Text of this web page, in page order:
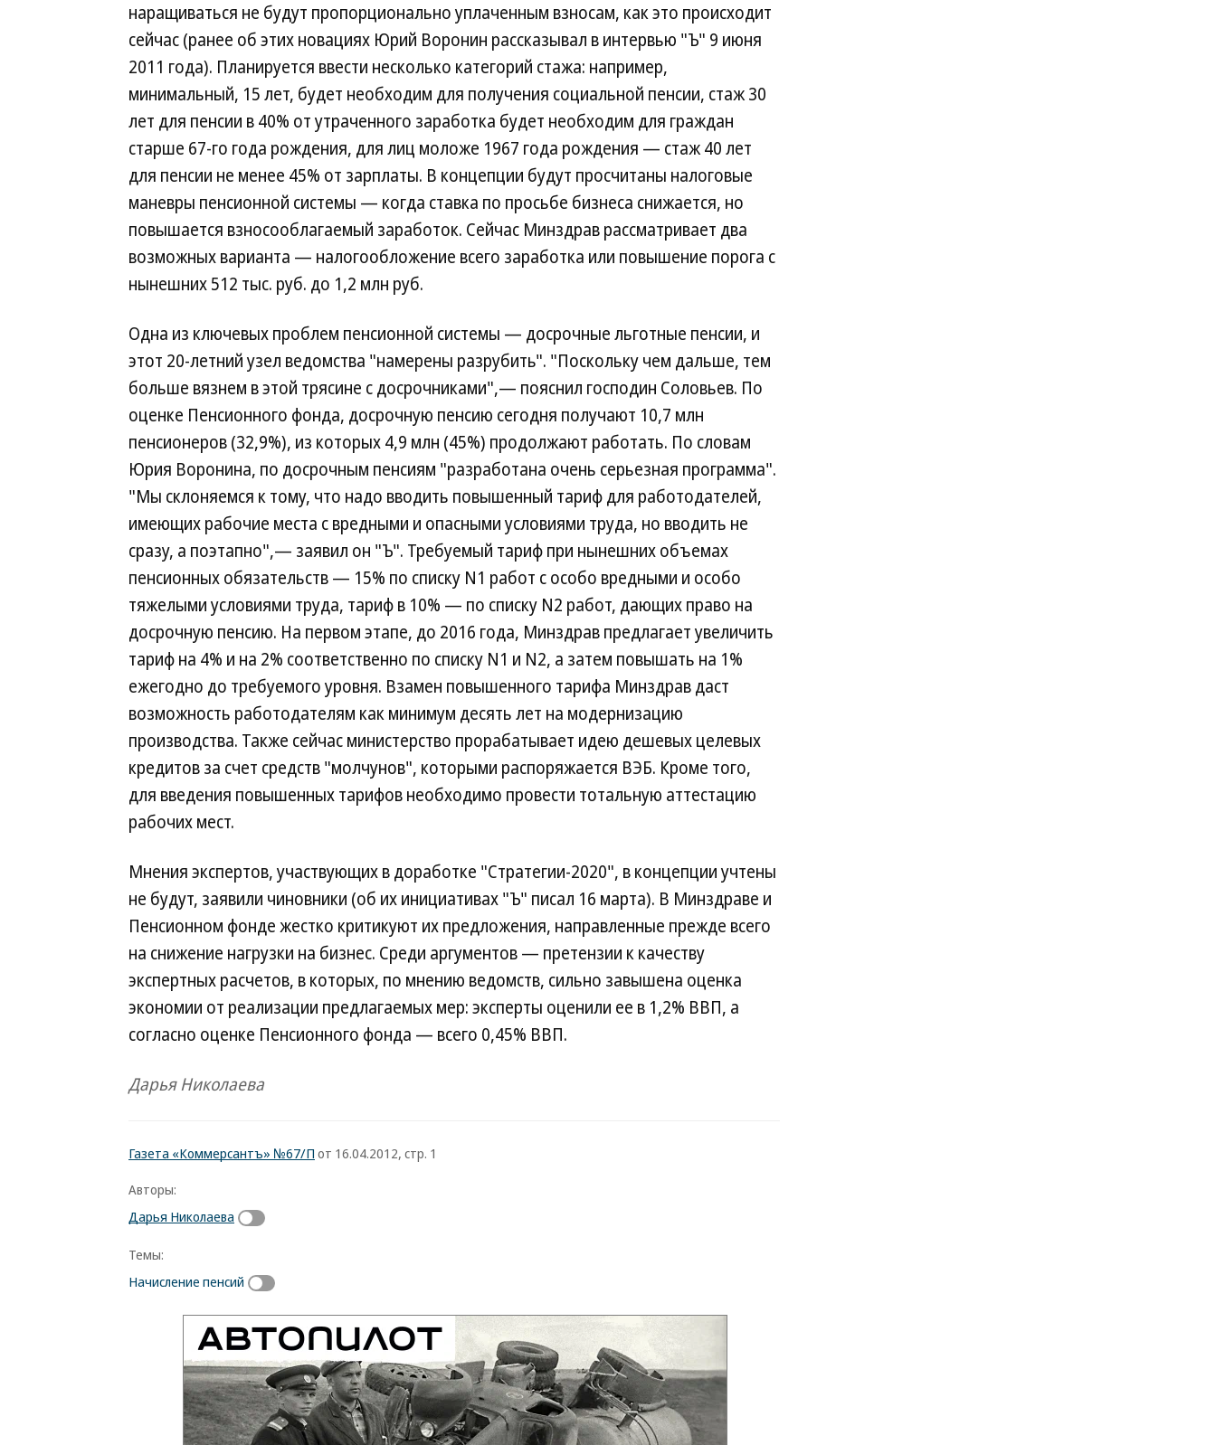
наращиваться не будут пропорционально уплаченным взносам, как это происходит
сейчас (ранее об этих новациях Юрий Воронин рассказывал в интервью "Ъ" 9 июня
2011 года). Планируется ввести несколько категорий стажа: например,
минимальный, 15 лет, будет необходим для получения социальной пенсии, стаж 30
лет для пенсии в 40% от утраченного заработка будет необходим для граждан
старше 67-го года рождения, для лиц моложе 1967 года рождения — стаж 40 лет
для пенсии не менее 45% от зарплаты. В концепции будут просчитаны налоговые
маневры пенсионной системы — когда ставка по просьбе бизнеса снижается, но
повышается взносооблагаемый заработок. Сейчас Минздрав рассматривает два
возможных варианта — налогообложение всего заработка или повышение порога с
нынешних 512 тыс. руб. до 1,2 млн руб.
Одна из ключевых проблем пенсионной системы — досрочные льготные пенсии, и
этот 20-летний узел ведомства "намерены разрубить". "Поскольку чем дальше, тем
больше вязнем в этой трясине с досрочниками",— пояснил господин Соловьев. По
оценке Пенсионного фонда, досрочную пенсию сегодня получают 10,7 млн
пенсионеров (32,9%), из которых 4,9 млн (45%) продолжают работать. По словам
Юрия Воронина, по досрочным пенсиям "разработана очень серьезная программа".
"Мы склоняемся к тому, что надо вводить повышенный тариф для работодателей,
имеющих рабочие места с вредными и опасными условиями труда, но вводить не
сразу, а поэтапно",— заявил он "Ъ". Требуемый тариф при нынешних объемах
пенсионных обязательств — 15% по списку N1 работ с особо вредными и особо
тяжелыми условиями труда, тариф в 10% — по списку N2 работ, дающих право на
досрочную пенсию. На первом этапе, до 2016 года, Минздрав предлагает увеличить
тариф на 4% и на 2% соответственно по списку N1 и N2, а затем повышать на 1%
ежегодно до требуемого уровня. Взамен повышенного тарифа Минздрав даст
возможность работодателям как минимум десять лет на модернизацию
производства. Также сейчас министерство прорабатывает идею дешевых целевых
кредитов за счет средств "молчунов", которыми распоряжается ВЭБ. Кроме того,
для введения повышенных тарифов необходимо провести тотальную аттестацию
рабочих мест.
Мнения экспертов, участвующих в доработке "Стратегии-2020", в концепции учтены
не будут, заявили чиновники (об их инициативах "Ъ" писал 16 марта). В Минздраве и
Пенсионном фонде жестко критикуют их предложения, направленные прежде всего
на снижение нагрузки на бизнес. Среди аргументов — претензии к качеству
экспертных расчетов, в которых, по мнению ведомств, сильно завышена оценка
экономии от реализации предлагаемых мер: эксперты оценили ее в 1,2% ВВП, а
согласно оценке Пенсионного фонда — всего 0,45% ВВП.
Дарья Николаева
Газета «Коммерсантъ» №67/П от 16.04.2012, стр. 1
Авторы:
Дарья Николаева
Темы:
Начисление пенсий